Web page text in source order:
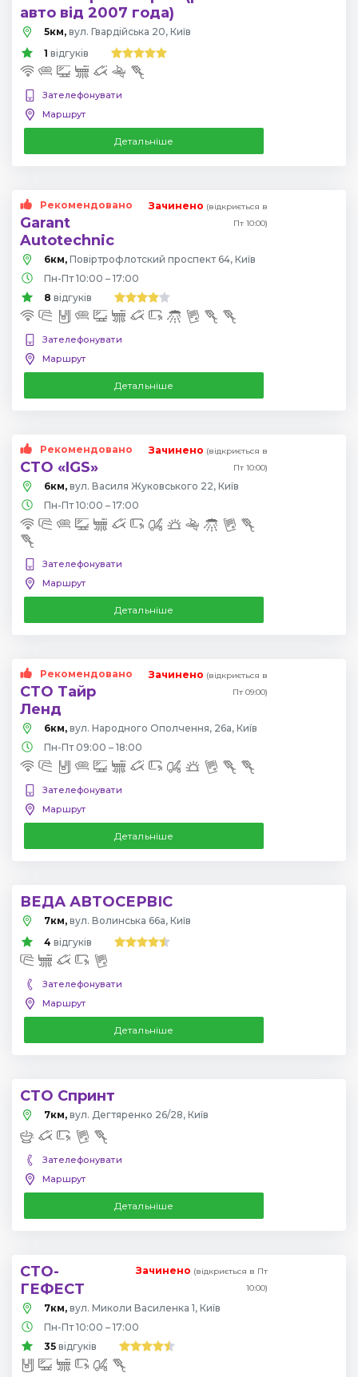
авто від 2007 года)
5км, вул. Гвардійська 20, Київ
1 відгуків
Зателефонувати
Маршрут
Детальніше
Рекомендовано
Garant
Autotechnic
Зачинено (відкриється в
Пт 10:00)
6км,
Повіртрофлотский проспект 64, Київ
Пн-Пт 10:00 – 17:00
8 відгуків
Зателефонувати
Маршрут
Детальніше
Рекомендовано
СТО «IGS»
Зачинено (відкриється в
Пт 10:00)
6км, вул. Василя Жуковського 22, Київ
Пн-Пт 10:00 – 17:00
Зателефонувати
Маршрут
Детальніше
Рекомендовано
СТО Тайр
Ленд
Зачинено (відкриється в
Пт 09:00)
6км, вул. Народного Ополчення, 26а, Київ
Пн-Пт 09:00 – 18:00
Зателефонувати
Маршрут
Детальніше
ВЕДА АВТОСЕРВІС
7км, вул. Волинська 66а, Київ
4 відгуків
Зателефонувати
Маршрут
Детальніше
СТО Спринт
7км, вул. Дегтяренко 26/28, Київ
Зателефонувати
Маршрут
Детальніше
СТО-
ГЕФЕСТ
Зачинено (відкриється в Пт
10:00)
7км, вул. Миколи Василенка 1, Київ
Пн-Пт 10:00 – 17:00
35 відгуків